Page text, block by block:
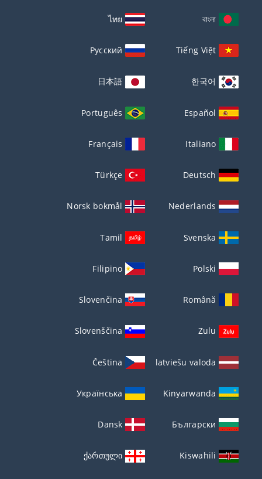
বাংলা
ไทย
Tiếng Việt
Русский
한국어
日本語
Español
Português
Italiano
Français
Deutsch
Türkçe
Nederlands
Norsk bokmål
Svenska
Tamil
Polski
Filipino
Română
Slovenčina
Zulu
Slovenščina
latviešu valoda
Čeština
Kinyarwanda
Українська
Български
Dansk
Kiswahili
ქართული